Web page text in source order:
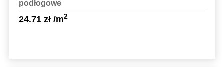
podłogowe
24.71 zł/m2